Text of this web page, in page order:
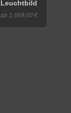
Leuchtbild
ab 1.669,00 €